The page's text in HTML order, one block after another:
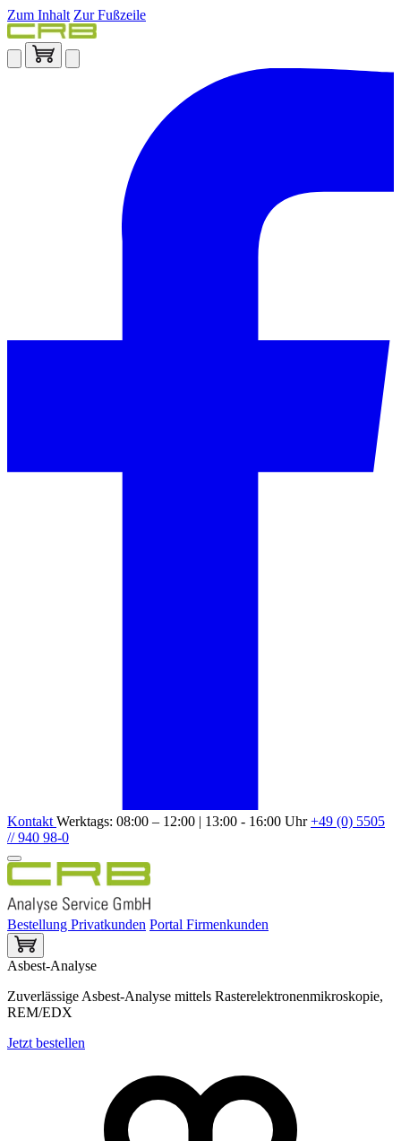
Zum Inhalt Zur Fußzeile
Kontakt Werktags: 08:00 – 12:00 | 13:00 - 16:00 Uhr+49 (0) 5505
// 940 98-0
Bestellung Privatkunden Portal Firmenkunden
Asbest-Analyse
Zuverlässige Asbest-Analyse mittels Rasterelektronenmikroskopie,
REM/EDX
Jetzt bestellen